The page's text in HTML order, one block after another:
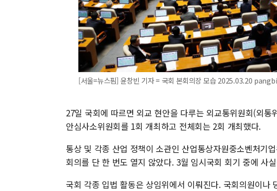
[서울=뉴스핌] 윤창빈 기자 = 국회 본회의장 모습 2025.03.20
27일 국회에 따르면 외교 현안을 다루는 외교통위원회(외
안심사소위원회를 1회 개최하고 전체회는 2회 개최했다.
통상 및 각종 산업 정책이 소관인 산업통상자원중소벤처기
회의를 단 한 번도 열지 않았다. 3월 임시국회 회기 중에 사
국회 각종 입법 활동은 상임위에서 이뤄진다. 국회의원이나